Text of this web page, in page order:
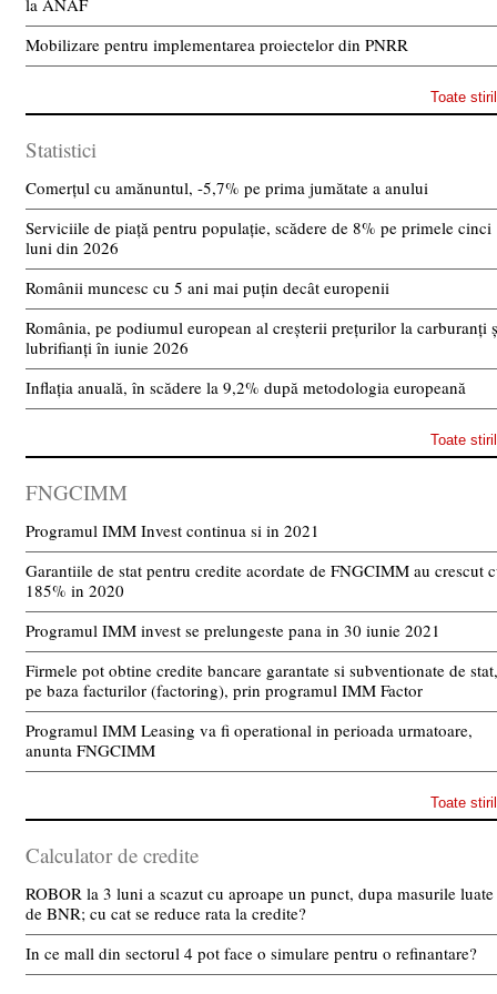
la ANAF
Mobilizare pentru implementarea proiectelor din PNRR
Toate
Statistici
Comerțul cu amănuntul, -5,7% pe prima jumătate a anului
Serviciile de piață pentru populație, scădere de 8% pe primele cinci
luni din 2026
Românii muncesc cu 5 ani mai puțin decât europenii
România, pe podiumul european al creșterii prețurilor la carburanți
lubrifianți în iunie 2026
Inflația anuală, în scădere la 9,2% după metodologia europeană
Toate
FNGCIMM
Programul IMM Invest continua si in 2021
Garantiile de stat pentru credite acordate de FNGCIMM au crescut
185% in 2020
Programul IMM invest se prelungeste pana in 30 iunie 2021
Firmele pot obtine credite bancare garantate si subventionate de stat,
pe baza facturilor (factoring), prin programul IMM Factor
Programul IMM Leasing va fi operational in perioada urmatoare,
anunta FNGCIMM
Toate
Calculator de credite
ROBOR la 3 luni a scazut cu aproape un punct, dupa masurile luate
de BNR; cu cat se reduce rata la credite?
In ce mall din sectorul 4 pot face o simulare pentru o refinantare?